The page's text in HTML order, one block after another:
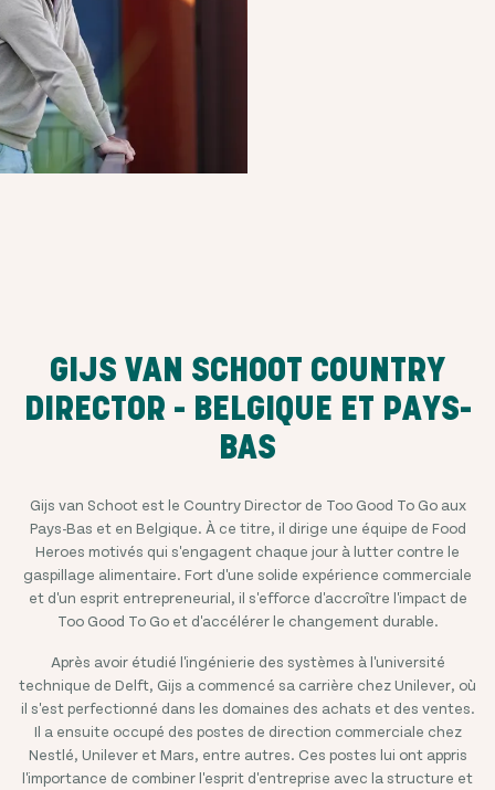
GIJS VAN SCHOOT COUNTRY
DIRECTOR - BELGIQUE ET PAYS-
BAS
Gijs van Schoot est le Country Director de Too Good To Go aux
Pays-Bas et en Belgique. À ce titre, il dirige une équipe de Food
Heroes motivés qui s'engagent chaque jour à lutter contre le
gaspillage alimentaire. Fort d'une solide expérience commerciale
et d'un esprit entrepreneurial, il s'efforce d'accroître l'impact de
Too Good To Go et d'accélérer le changement durable.
Après avoir étudié l'ingénierie des systèmes à l'université
technique de Delft, Gijs a commencé sa carrière chez Unilever, où
il s'est perfectionné dans les domaines des achats et des ventes.
Il a ensuite occupé des postes de direction commerciale chez
Nestlé, Unilever et Mars, entre autres. Ces postes lui ont appris
l'importance de combiner l'esprit d'entreprise avec la structure et